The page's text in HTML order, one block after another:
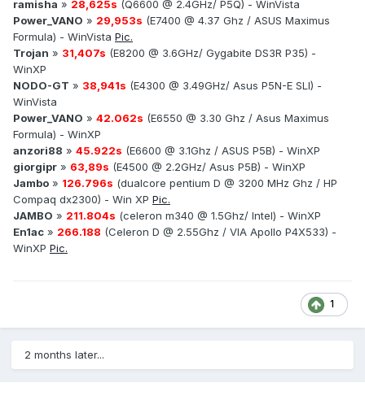
ramisha » 28,625s (Q6600 @ 2.4GHz/ P5Q) - WinVista
Power_VANO » 29,953s (E7400 @ 4.37 Ghz / ASUS Maximus
Formula) - WinVista Pic.
Trojan » 31,407s (E8200 @ 3.6GHz/ Gygabite DS3R P35) -
WinXP
NODO-GT » 38,941s (E4300 @ 3.49GHz/ Asus P5N-E SLI) -
WinVista
Power_VANO » 42.062s (E6550 @ 3.30 Ghz / Asus Maximus
Formula) - WinXP
anzori88 » 45.922s (E6600 @ 3.1Ghz / ASUS P5B) - WinXP
giorgipr » 63,89s (E4500 @ 2.2GHz/ Asus P5B) - WinXP
Jambo » 126.796s (dualcore pentium D @ 3200 MHz Ghz / HP
Compaq dx2300) - Win XP Pic.
JAMBO » 211.804s (celeron m340 @ 1.5Ghz/ Intel) - WinXP
En1ac » 266.188 (Celeron D @ 2.55Ghz / VIA Apollo P4X533) -
WinXP Pic.
1
2 months later...